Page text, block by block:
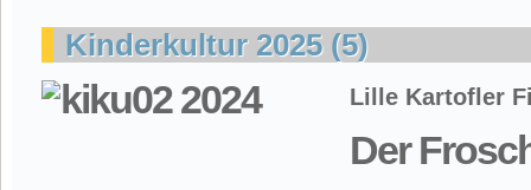
Kinderkultur 2025 (5)
Lille Kartofler
Der